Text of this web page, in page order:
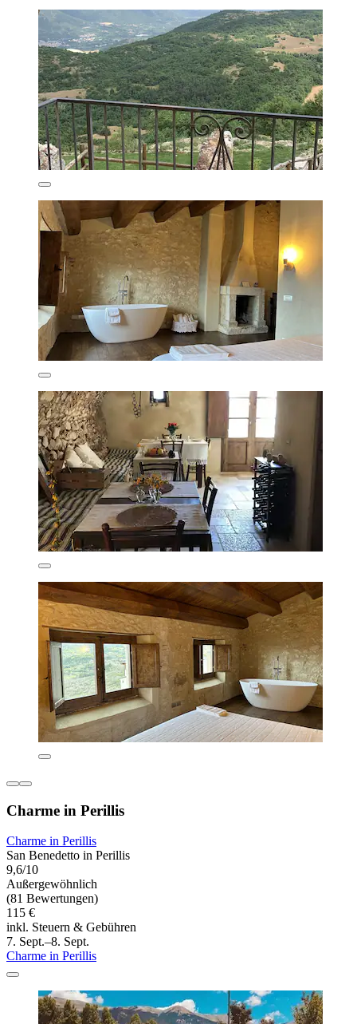
Charme in Perillis
Charme in Perillis
San Benedetto in Perillis
9,6/10
Außergewöhnlich
(81 Bewertungen)
115 €
inkl. Steuern & Gebühren
7. Sept.–8. Sept.
Charme in Perillis